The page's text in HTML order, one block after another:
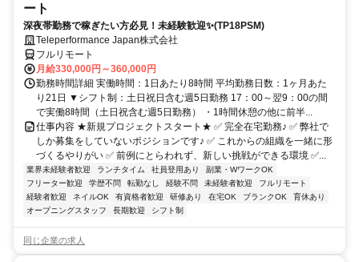
ート
深夜帯勤務で稼ぎたい方必見！未経験歓迎✨(TP18PSM)
Teleperformance Japan株式会社
フルリモート
月給330,000円～360,000円
勤務時間詳細 実働時間：1日あたり8時間 平均勤務日数：1ヶ月あた
り21日 ▼シフト制：土日祝日含む週5日勤務 17：00～翌9：00の間
で実働8時間（土日祝含む週5日勤務） ・1時間休憩の他に前半...
仕事内容 ★新規プロジェクトスタート★ ✅ 完全在宅勤務♪ ✅ 弊社で
しか募集をしていないポジションです♪ ✅ これからの組織を一緒に形
づくるやりがい ✅ 前例にとらわれず、新しい挑戦ができる環境 ✅...
業界未経験者歓迎 ランチタイム 社員登用あり
副業・WワークOK
フリーター歓迎
学歴不問 転勤なし 経験不問 未経験者歓迎
フルリモート
経験者歓迎
ネイルOK 有資格者歓迎 研修あり 在宅OK ブランクOK
育休あり
オープニングスタッフ
長期歓迎 シフト制
同じ企業の求人